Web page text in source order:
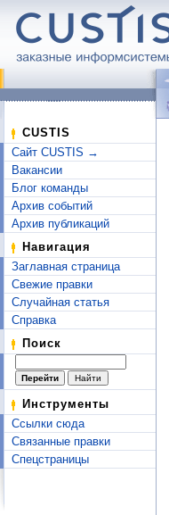
CUSTIS
Сайт CUSTIS →
Вакансии
Блог команды
Архив событий
Архив публикаций
Навигация
Заглавная страница
Свежие правки
Случайная статья
Справка
Поиск
Инструменты
Ссылки сюда
Связанные правки
Спецстраницы